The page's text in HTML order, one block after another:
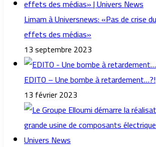
Limam à Universnews: «Pas de crise
effets des médias»
13 septembre 2023
EDITO – Une bombe à retardement…?!
13 février 2023